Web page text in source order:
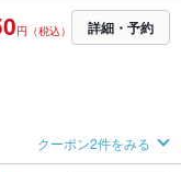
円（税込） 詳細・予約
クーポン2件をみる